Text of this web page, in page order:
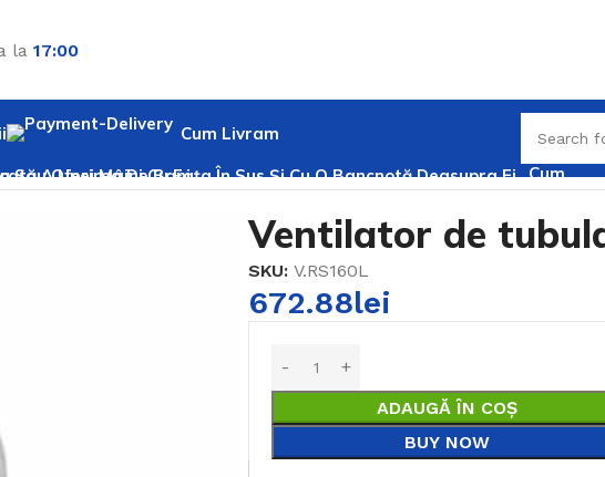
la 17:00
Cum Livram
Cum
Cumperi
de tubulatura Ruck RS160L
Ventilator de
SKU: V.RS160L
672.88lei
ADAUGĂ ÎN COȘ
BUY NOW